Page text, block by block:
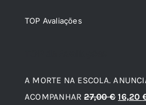
TOP Avaliações
A MORTE NA ESCOLA.
ACOMPANHAR 27,00€ O
16,20